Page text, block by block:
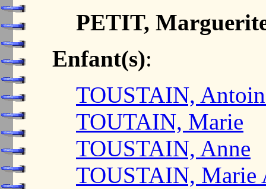
PETIT,
Enfant(s):
TOUSTAIN,
TOUTAIN, Marie
TOUSTAIN, Anne
TOUSTAIN, Marie